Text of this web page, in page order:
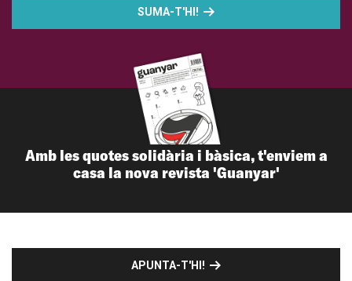
SUMA-T'HI!
Amb les quotes solidària i bàsica, t'enviem a
casa la nova revista 'Guanyar'
APUNTA-T'HI!